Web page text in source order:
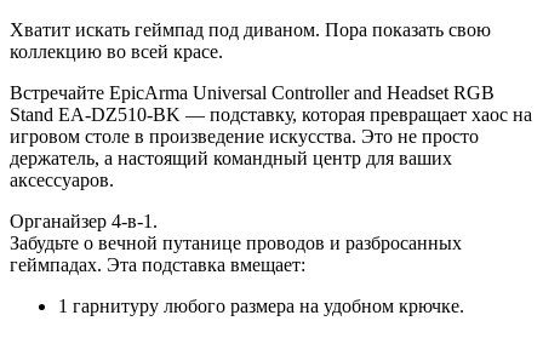
Хватит искать геймпад под диваном. Пора показать свою
коллекцию во всей красе.
Встречайте EpicArma Universal Controller and Headset RGB
Stand EA-DZ510-BK — подставку, которая превращает хаос на
игровом столе в произведение искусства. Это не просто
держатель, а настоящий командный центр для ваших
аксессуаров.
Органайзер 4-в-1.
Забудьте о вечной путанице проводов и разбросанных
геймпадах. Эта подставка вмещает:
1 гарнитуру любого размера на удобном крючке.